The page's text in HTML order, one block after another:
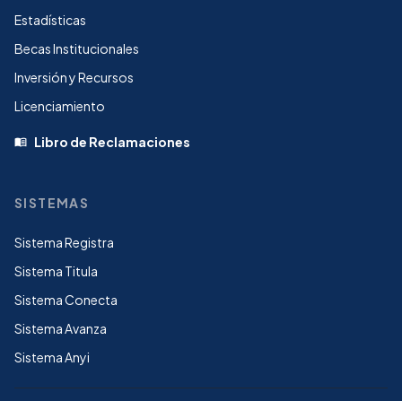
Estadísticas
Becas Institucionales
Inversión y Recursos
Licenciamiento
menu_book Libro de Reclamaciones
SISTEMAS
Sistema Registra
Sistema Titula
Sistema Conecta
Sistema Avanza
Sistema Anyi